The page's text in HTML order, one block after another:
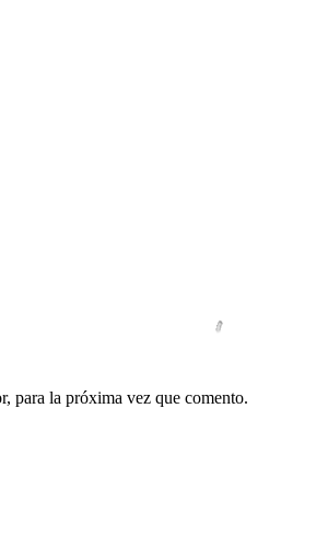
para la próxima vez que comento.